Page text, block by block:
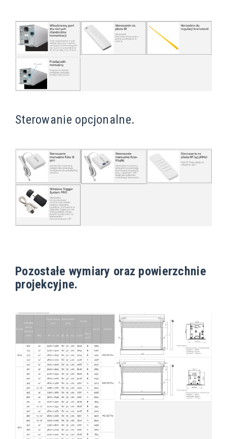
Sterowanie opcjonalne.
Pozostałe wymiary oraz powierzchnie
projekcyjne.